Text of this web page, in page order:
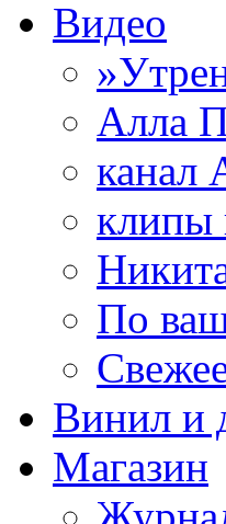
Видео
Алла
канал
По
Винил и
Магазин